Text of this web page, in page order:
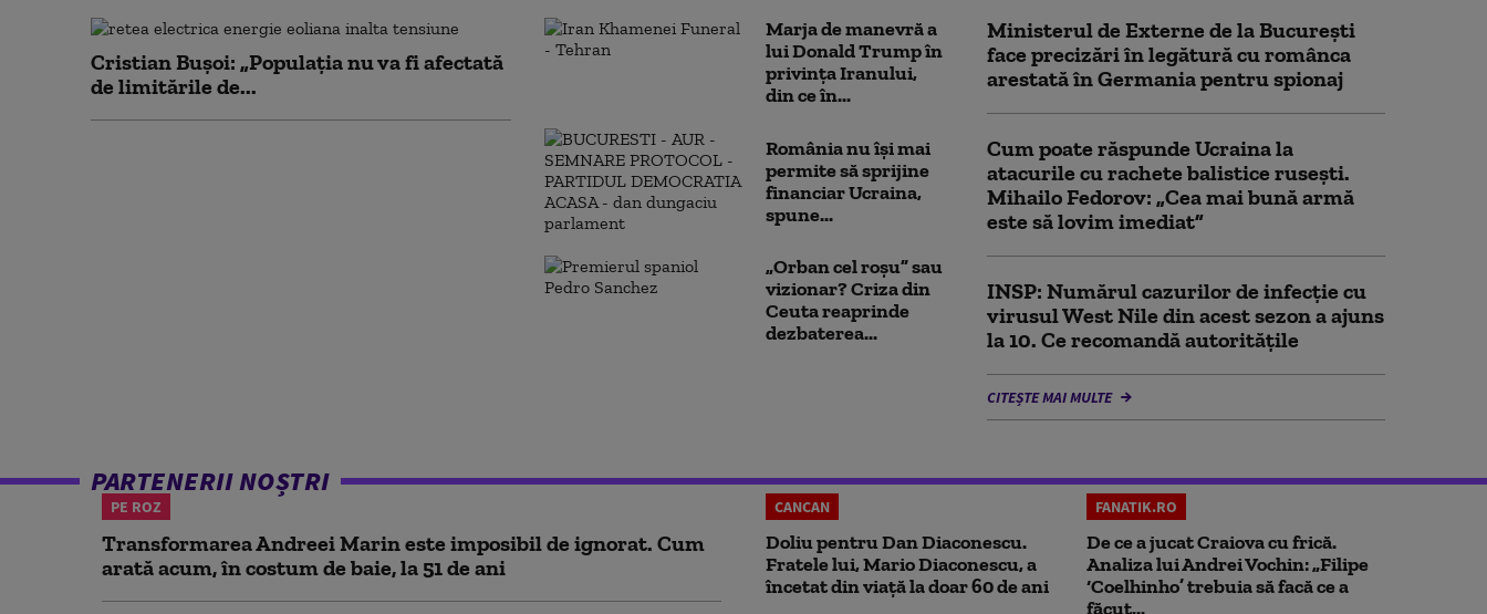
Cristian Bușoi: „Populația nu va fi afectată
de limitările de...
Marja de manevră a
lui Donald Trump în
privința Iranului,
din ce în...
România nu își mai
permite să sprijine
financiar Ucraina,
spune...
„Orban cel roșu” sau
vizionar? Criza din
Ceuta reaprinde
dezbaterea...
Ministerul de Externe de la București
face precizări în legătură cu românca
arestată în Germania pentru spionaj
Cum poate răspunde Ucraina la
atacurile cu rachete balistice rusești.
Mihailo Fedorov: „Cea mai bună armă
este să lovim imediat”
INSP: Numărul cazurilor de infecţie cu
virusul West Nile din acest sezon a ajuns
la 10. Ce recomandă autoritățile
CITEȘTE MAI MULTE
PARTENERII NOȘTRI
PE ROZ
Transformarea Andreei Marin este imposibil de ignorat. Cum
arată acum, în costum de baie, la 51 de ani
CANCAN
Doliu pentru Dan Diaconescu.
Fratele lui, Mario Diaconescu, a
încetat din viață la doar 60 de ani
FANATIK.RO
De ce a jucat Craiova cu frică.
Analiza lui Andrei Vochin: „Filipe
‘Coelhinho’ trebuia să facă ce a
făcut...